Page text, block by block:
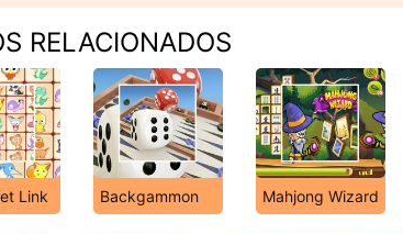
RELACIONADOS
Link Backgammon Mahjong Wizard